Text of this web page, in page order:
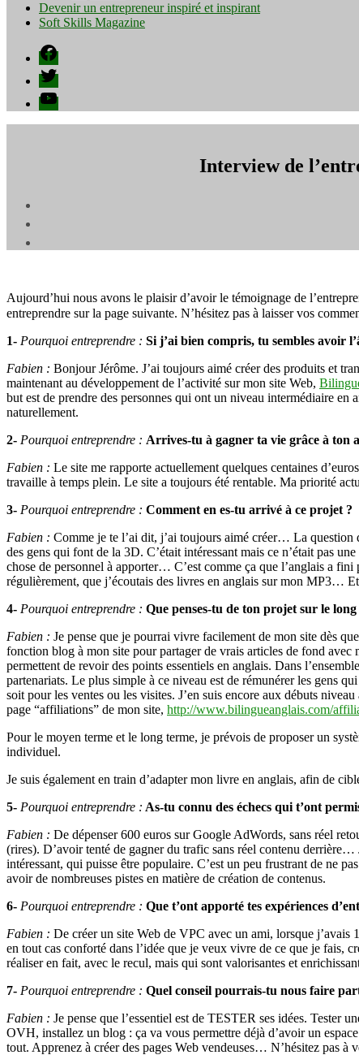
Devenir un entrepreneur inspiré et inspirant
Soft Skills Magazine
Facebook
Twitter
YouTube
Interview de
Aujourd’hui nous avons le plaisir d’avoir le témoignage de
entreprendre sur la page suivante. N’hésitez pas à laisser vos
1- Pourquoi entreprendre : Si j’ai bien compris, tu sembles avoir
Fabien : Bonjour Jérôme. J’ai toujours aimé créer des produits et
maintenant au développement de l’activité sur mon site Web,
but est de prendre des personnes qui ont un niveau intermédiaire
naturellement.
2- Pourquoi entreprendre : Arrives-tu à gagner ta vie grâce à ton
Fabien : Le site me rapporte actuellement quelques centaines
travaille à temps plein. Le site a toujours été rentable. Ma priorité
3- Pourquoi entreprendre : Comment en es-tu arrivé à ce projet ?
Fabien : Comme je te l’ai dit, j’ai toujours aimé créer… La question
des gens qui font de la 3D. C’était intéressant mais ce n’était pas
chose de personnel à apporter… C’est comme ça que l’anglais a
régulièrement, que j’écoutais des livres en anglais sur mon MP3…
4- Pourquoi entreprendre : Que penses-tu de ton projet sur le long
Fabien : Je pense que je pourrai vivre facilement de mon site dès
fonction blog à mon site pour partager de vrais articles de fond
permettent de revoir des points essentiels en anglais. Dans
partenariats. Le plus simple à ce niveau est de rémunérer les gens
soit pour les ventes ou les visites. J’en suis encore aux débuts
page “affiliations” de mon site, http://www.bilingueanglais.com/
Pour le moyen terme et le long terme, je prévois de proposer un
individuel.
Je suis également en train d’adapter mon livre en anglais, afin de
5- Pourquoi entreprendre : As-tu connu des échecs qui t’ont
Fabien : De dépenser 600 euros sur Google AdWords, sans réel
(rires). D’avoir tenté de gagner du trafic sans réel contenu derrière…
intéressant, qui puisse être populaire. C’est un peu frustrant de ne
avoir de nombreuses pistes en matière de création de contenus.
6- Pourquoi entreprendre : Que t’ont apporté tes expériences
Fabien : De créer un site Web de VPC avec un ami, lorsque j’avais
en tout cas conforté dans l’idée que je veux vivre de ce que je fais,
réaliser en fait, avec le recul, mais qui sont valorisantes et
7- Pourquoi entreprendre : Quel conseil pourrais-tu nous faire
Fabien : Je pense que l’essentiel est de TESTER ses idées. Tester
OVH, installez un blog : ça va vous permettre déjà d’avoir un
tout. Apprenez à créer des pages Web vendeuses… N’hésitez pas à